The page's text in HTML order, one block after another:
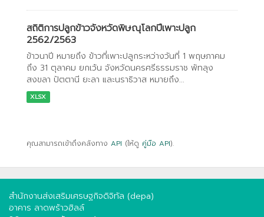
สถิติการปลูกข้าวจังหวัดพิษณุโลกปีเพาะปลูก
2562/2563
ข้าวนาปี หมายถึง ข้าวที่เพาะปลูกระหว่างวันที่ 1 พฤษภาคม
ถึง 31 ตุลาคม ยกเว้น จังหวัดนครศรีธรรมราช พัทลุง
สงขลา ปัตตานี ยะลา และนราธิวาส หมายถึง...
XLSX
คุณสามารถเข้าถึงคลังทาง API (ให้ดู คู่มือ API).
สำนักงานส่งเสริมเศรษฐกิจดิจิทัล (depa)
อาคาร ลาดพร้าวฮิลล์